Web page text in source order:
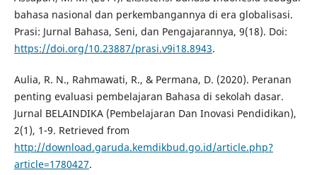
bahasa nasional dan perkembangannya di era globalisasi.
Prasi: Jurnal Bahasa, Seni, dan Pengajarannya, 9(18). Doi:
https://doi.org/10.23887/prasi.v9i18.8943.
Aulia, R. N., Rahmawati, R., & Permana, D. (2020). Peranan
penting evaluasi pembelajaran Bahasa di sekolah dasar.
Jurnal BELAINDIKA (Pembelajaran Dan Inovasi Pendidikan),
2(1), 1-9. Retrieved from
http://download.garuda.kemdikbud.go.id/article.php?
article=1780427.